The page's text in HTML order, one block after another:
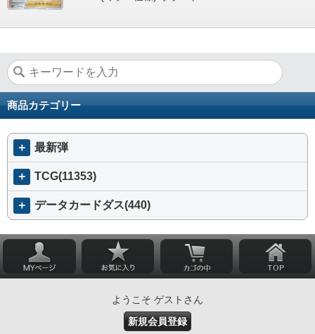
商品カテゴリー
＋ 最新弾
＋ TCG(11353)
＋ データカードダス(440)
ようこそ ゲストさん
新規会員登録